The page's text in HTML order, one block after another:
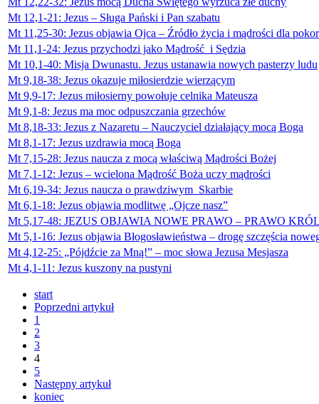
Mt 12,1-21: Jezus – Sługa Pański i Pan szabatu
Mt 11,25-30: Jezus objawia Ojca – Źródło życia i mądrości dla
Mt 11,1-24: Jezus przychodzi jako Mądrość i Sędzia
Mt 10,1-40: Misja Dwunastu. Jezus ustanawia nowych pasterzy ludu
Mt 9,18-38: Jezus okazuje miłosierdzie wierzącym
Mt 9,9-17: Jezus miłosierny powołuje celnika Mateusza
Mt 9,1-8: Jezus ma moc odpuszczania grzechów
Mt 8,18-33: Jezus z Nazaretu – Nauczyciel działający mocą Boga
Mt 8,1-17: Jezus uzdrawia mocą Boga
Mt 7,15-28: Jezus naucza z mocą właściwą Mądrości Bożej
Mt 7,1-12: Jezus – wcielona Mądrość Boża uczy mądrości
Mt 6,19-34: Jezus naucza o prawdziwym Skarbie
Mt 6,1-18: Jezus objawia modlitwę „Ojcze nasz”
Mt 5,17-48: JEZUS OBJAWIA NOWE PRAWO – PRAWO
Mt 5,1-16: Jezus objawia Błogosławieństwa – drogę szczęścia
Mt 4,12-25: „Pójdźcie za Mną!” – moc słowa Jezusa Mesjasza
Mt 4,1-11: Jezus kuszony na pustyni
start
Poprzedni artykuł
1
2
3
4
5
Następny artykuł
koniec